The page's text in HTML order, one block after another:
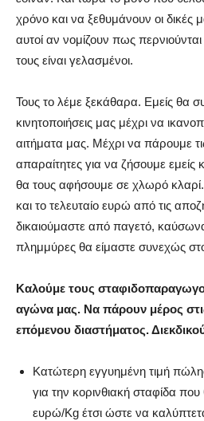
χρόνο και να ξεθυμάνουν οι δικές
αυτοί αν νομίζουν πως περνιούνται
τους είναι γελασμένοι.
Τους το λέμε ξεκάθαρα. Εμείς θα
κινητοποιήσεις μας μέχρι να
αιτήματα μας. Μέχρι να πάρουμε
απαραίτητες για να ζήσουμε εμείς
θα τους αφήσουμε σε χλωρό
και το τελευταίο ευρώ από τις
δικαιούμαστε από παγετό,
πλημμύρες θα είμαστε συνεχώς
Καλούμε τους
αγώνα μας. Να πάρουν μέρος
επόμενου διαστήματος.
Κατώτερη εγγυημένη τιμή
για την κορινθιακή σταφίδα
ευρώ/Kg έτσι ώστε να